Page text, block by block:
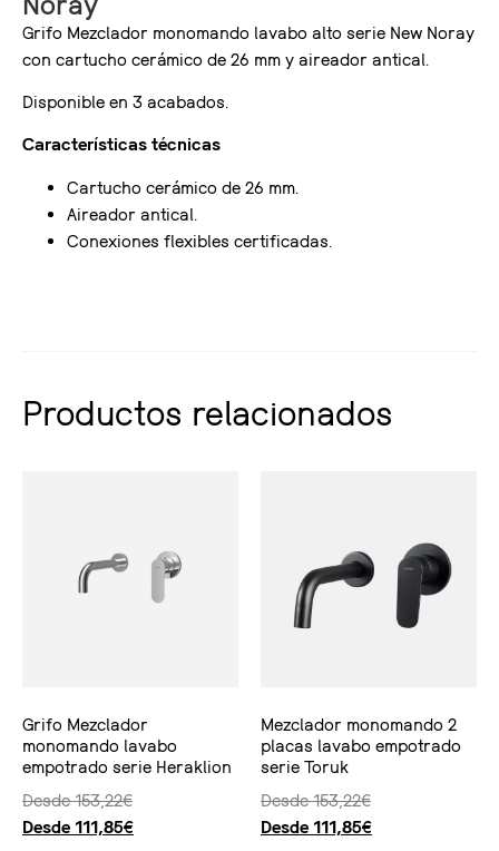
Grifo Mezclador monomando lavabo alto serie New Noray
con cartucho cerámico de 26 mm y aireador antical.
Disponible en 3 acabados.
Características técnicas
Cartucho cerámico de 26 mm.
Aireador antical.
Conexiones flexibles certificadas.
Productos relacionados
Grifo Mezclador
monomando lavabo
empotrado serie Heraklion
Desde153,22€
Desde 111,85€
Mezclador monomando 2
placas lavabo empotrado
serie Toruk
Desde153,22€
Desde 111,85€